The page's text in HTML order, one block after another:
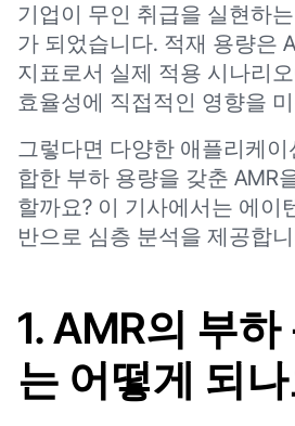
기업이 무인 취급을 실현하
가 되었습니다. 적재 용량은
지표로서 실제 적용 시나리
효율성에 직접적인 영향을
그렇다면 다양한 애플리케이
합한 부하 용량을 갖춘 AMR
할까요? 이 기사에서는 에이
반으로 심층 분석을 제공합
1. AMR의 부
는 어떻게 되